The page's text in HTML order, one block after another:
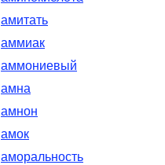
амитать
аммиак
аммониевый
амна
амнон
амок
аморальность